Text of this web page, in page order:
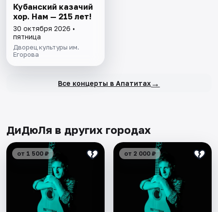
Кубанский казачий
хор. Нам — 215 лет!
30 октября 2026 •
пятница
Дворец культуры им.
Егорова
Все концерты в Апатитах→
ДиДюЛя в других городах
от 1 500 ₽ от 2 000 ₽